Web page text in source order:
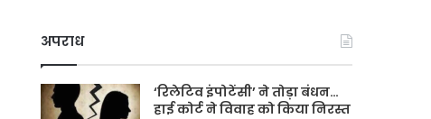
अपराध
‘रिलेटिव इंपोटेंसी’ ने तोड़ा बंधन…
हाई कोर्ट ने विवाह को किया निरस्त